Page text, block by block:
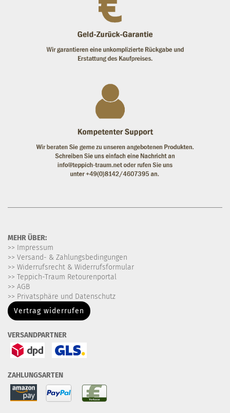
MEHR ÜBER:
>> Impressum
>> Versand- & Zahlungsbedingungen
>> Widerrufsrecht & Widerrufsformular
>> Teppich-Traum Retourenportal
>> AGB
>> Privatsphäre und Datenschutz
Vertrag widerrufen
VERSANDPARTNER
ZAHLUNGSARTEN